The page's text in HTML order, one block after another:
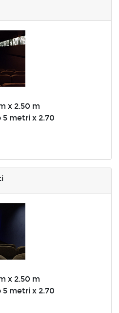
x 2.50 m
metri x 2.70
x 2.50 m
metri x 2.70